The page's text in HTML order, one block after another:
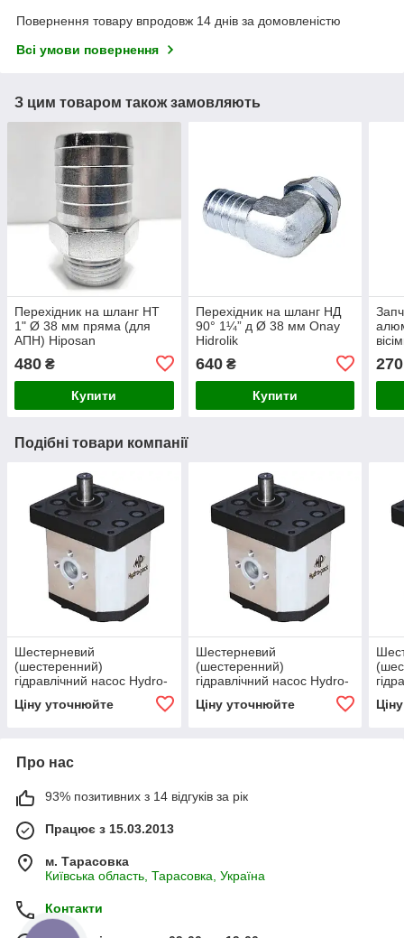
Повернення товару впродовж 14 днів за домовленістю
Всі умови повернення
З цим товаром також замовляють
Перехідник на шланг НТ
1" Ø 38 мм пряма (для
АПН) Hiposan
480 ₴
Купити
Перехідник на шланг НД
90° 1¼” д Ø 38 мм Onay
Hidrolik
640₴
Купити
270
Подібні товари компанії
Шестерневий
(шестеренний)
гідравлічний насос Hydro-
Ціну уточнюйте
Шестерневий
(шестеренний)
гідравлічний насос Hydro-
Ціну уточнюйте
Про нас
93% позитивних з 14 відгуків за рік
Працює з 15.03.2013
м. Тарасовка
Київська область, Тарасовка, Україна
Контакти